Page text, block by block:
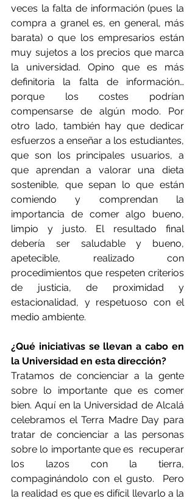
veces la falta de información (pues la
compra a granel es, en general, más
barata) o que los empresarios están
muy sujetos a los precios que marca
la universidad. Opino que es más
definitoria la falta de información…
porque los costes podrían
compensarse de algún modo. Por
otro lado, también hay que dedicar
esfuerzos a enseñar a los estudiantes,
que son los principales usuarios, a
que aprendan a valorar una dieta
sostenible, que sepan lo que están
comiendo y comprendan la
importancia de comer algo bueno,
limpio y justo. El resultado final
debería ser saludable y bueno,
apetecible, realizado con
procedimientos que respeten criterios
de justicia, de proximidad y
estacionalidad, y respetuoso con el
medio ambiente.
¿Qué iniciativas se llevan a cabo en
la Universidad en esta dirección?
Tratamos de concienciar a la gente
sobre lo importante que es comer
bien. Aquí en la Universidad de Alcalá
celebramos el Terra Madre Day para
tratar de concienciar a las personas
sobre lo importante que es  recuperar
los lazos con la tierra,
compaginándolo con el gusto.  Pero
la realidad es que es difícil llevarlo a la